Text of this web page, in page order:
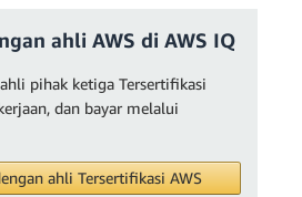
ahli AWS di AWS IQ
pihak ketiga Tersertifikasi
dan bayar melalui
ahli Tersertifikasi AWS